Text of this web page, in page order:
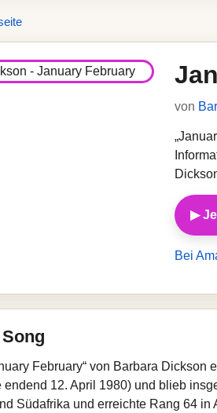
von
▶
Bei
February“ von Barbara
endend 12. April 1980) und blieb
Südafrika und erreichte Rang 64 in